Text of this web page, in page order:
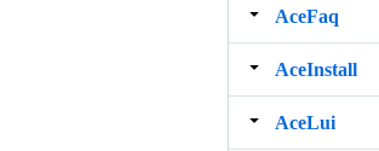
AceFaq
AceInstall
AceLui